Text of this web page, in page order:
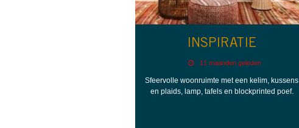
INSPIRATIE
11 maanden geleden
Sfeervolle woonruimte met een kelim, kussens
en plaids, lamp, tafels en blockprinted poef.